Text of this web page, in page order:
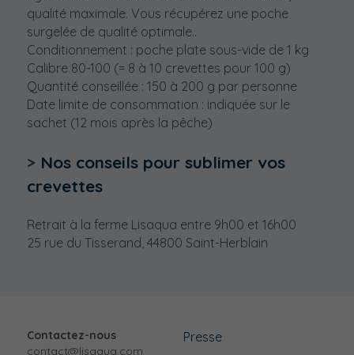
qualité maximale. Vous récupérez une poche
surgelée de qualité optimale..
Conditionnement : poche plate sous-vide de 1 kg
Calibre 80-100 (= 8 à 10 crevettes pour 100 g)
Quantité conseillée : 150 à 200 g par personne
Date limite de consommation : indiquée sur le
sachet (12 mois après la pêche)
> Nos conseils pour sublimer vos
crevettes
Retrait à la ferme Lisaqua entre 9h00 et 16h00
25 rue du Tisserand, 44800 Saint-Herblain
Contactez-nous
contact@lisaqua.com
Presse